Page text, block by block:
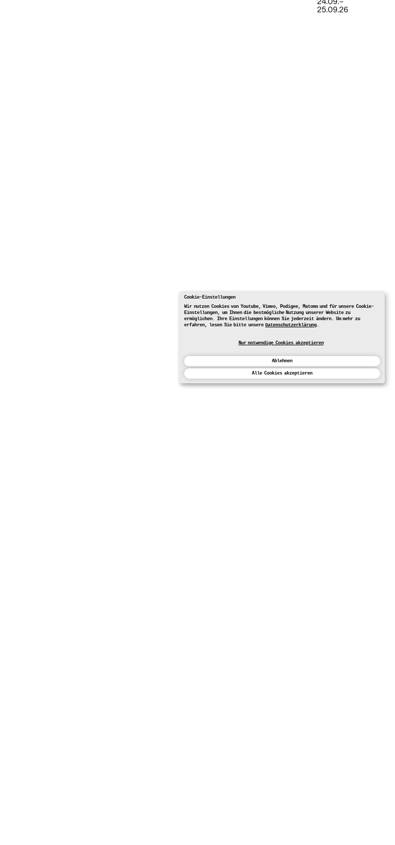
Cookie-Einstellungen
Wir nutzen Cookies von Youtube, Vimeo, Podigee, Matomo und für unsere Cookie-
Einstellungen, um Ihnen die bestmögliche Nutzung unserer Website zu
ermöglichen. Ihre Einstellungen können Sie jederzeit ändern. Um mehr zu
erfahren, lesen Sie bitte unsereDatenschutzerklärung.
Nur notwendige Cookies akzeptieren
Ablehnen
Alle Cookies akzeptieren
24.09.–
25.09.26